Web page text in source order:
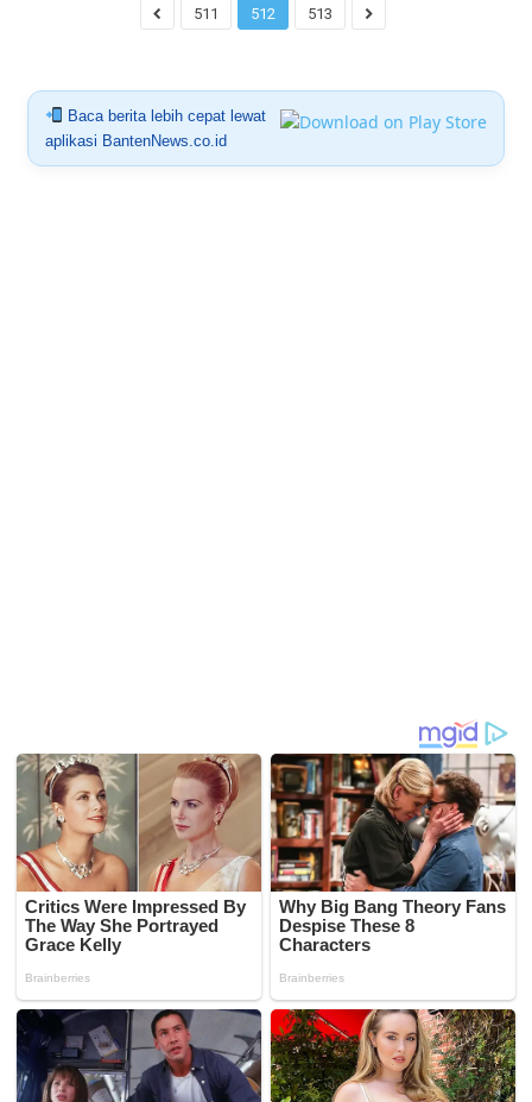
511 512 513
Baca berita lebih cepat lewat
aplikasi BantenNews.co.id